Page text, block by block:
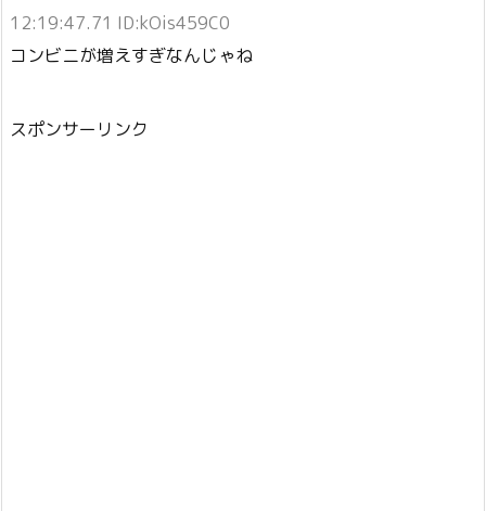
12:19:47.71 ID:kOis459C0
コンビニが増えすぎなんじゃね
スポンサーリンク